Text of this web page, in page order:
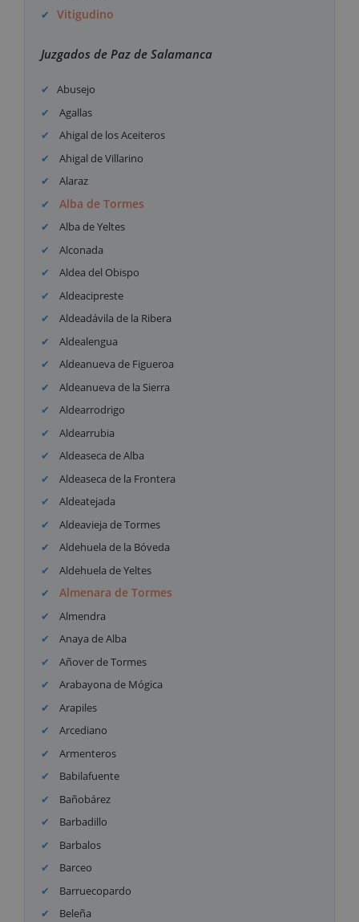
Vitigudino
Juzgados de Paz de Salamanca
Abusejo
Agallas
Ahigal de los Aceiteros
Ahigal de Villarino
Alaraz
Alba de Tormes
Alba de Yeltes
Alconada
Aldea del Obispo
Aldeacipreste
Aldeadávila de la Ribera
Aldealengua
Aldeanueva de Figueroa
Aldeanueva de la Sierra
Aldearrodrigo
Aldearrubia
Aldeaseca de Alba
Aldeaseca de la Frontera
Aldeatejada
Aldeavieja de Tormes
Aldehuela de la Bóveda
Aldehuela de Yeltes
Almenara de Tormes
Almendra
Anaya de Alba
Añover de Tormes
Arabayona de Mógica
Arapiles
Arcediano
Armenteros
Babilafuente
Bañobárez
Barbadillo
Barbalos
Barceo
Barruecopardo
Beleña